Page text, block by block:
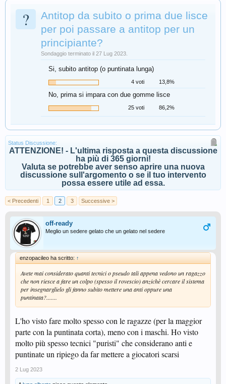
?
Antitop da subito o prima due lisce
per poi passare a antitop per un
principiante?
Sondaggio terminato il 27 Lug 2023.
Si, subito antitop (o puntinata lunga)
4 voti 13,8%
No, prima si impara con due gomme lisce
25 voti 86,2%
Status Discussione:
ATTENZIONE! - L'ultima risposta a questa discussione
ha più di 365 giorni!
Valuta se potrebbe aver senso aprire una nuova
discussione sull'argomento o se il tuo intervento
possa essere utile ad essa.
< Precedenti 1 2 3 Successive >
off-ready
Meglio un sedere gelato che un gelato nel sedere
enzopacileo ha scritto: ↑
Avete mai considerato quanti tecnici o pseudo tali appena vedono un ragazzo
che non riesce a fare un colpo (spesso il rovescio) anzichè cercare il sistema
per insegnarglielo gli fanno subito mettere una anti oppure una
puntinata?.......
L'ho visto fare molto spesso con le ragazze (per la maggior
parte con la puntinata corta), meno con i maschi. Ho visto
molto più spesso tecnici "puristi" che considerano anti e
puntinate un ripiego da far mettere a giocatori scarsi
2 Lug 2023